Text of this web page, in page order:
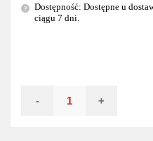
?
Dostępność: Dostępne u
ciągu 7 dni.
- +